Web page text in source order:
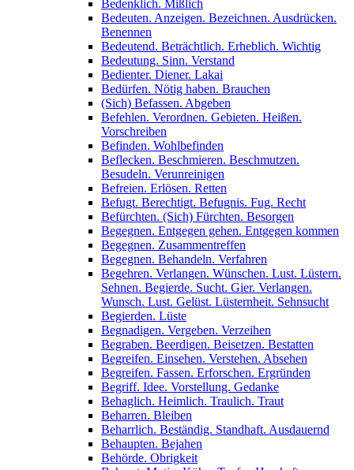
Bedenklich. Mißlich
Bedeuten. Anzeigen. Bezeichnen. Ausdrücken.
Benennen
Bedeutend. Beträchtlich. Erheblich. Wichtig
Bedeutung. Sinn. Verstand
Bedienter. Diener. Lakai
Bedürfen. Nötig haben. Brauchen
(Sich) Befassen. Abgeben
Befehlen. Verordnen. Gebieten. Heißen.
Vorschreiben
Befinden. Wohlbefinden
Beflecken. Beschmieren. Beschmutzen.
Besudeln. Verunreinigen
Befreien. Erlösen. Retten
Befugt. Berechtigt. Befugnis. Fug. Recht
Befürchten. (Sich) Fürchten. Besorgen
Begegnen. Entgegen gehen. Entgegen kommen
Begegnen. Zusammentreffen
Begegnen. Behandeln. Verfahren
Begehren. Verlangen. Wünschen. Lust. Lüstern.
Sehnen. Begierde. Sucht. Gier. Verlangen.
Wunsch. Lust. Gelüst. Lüsternheit. Sehnsucht
Begierden. Lüste
Begnadigen. Vergeben. Verzeihen
Begraben. Beerdigen. Beisetzen. Bestatten
Begreifen. Einsehen. Verstehen. Absehen
Begreifen. Fassen. Erforschen. Ergründen
Begriff. Idee. Vorstellung. Gedanke
Behaglich. Heimlich. Traulich. Traut
Beharren. Bleiben
Beharrlich. Beständig. Standhaft. Ausdauernd
Behaupten. Bejahen
Behörde. Obrigkeit